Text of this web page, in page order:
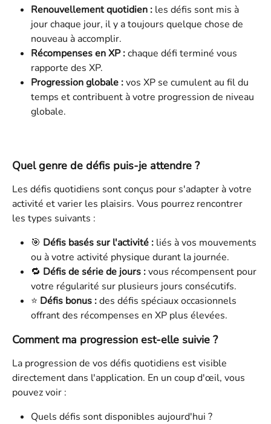
Renouvellement quotidien : les défis sont mis à
jour chaque jour, il y a toujours quelque chose de
nouveau à accomplir.
Récompenses en XP : chaque défi terminé vous
rapporte des XP.
Progression globale : vos XP se cumulent au fil du
temps et contribuent à votre progression de niveau
globale.
Quel genre de défis puis-je attendre ?
Les défis quotidiens sont conçus pour s'adapter à votre
activité et varier les plaisirs. Vous pourrez rencontrer
les types suivants :
🎯 Défis basés sur l'activité : liés à vos mouvements
ou à votre activité physique durant la journée.
🔁 Défis de série de jours : vous récompensent pour
votre régularité sur plusieurs jours consécutifs.
⭐ Défis bonus : des défis spéciaux occasionnels
offrant des récompenses en XP plus élevées.
Comment ma progression est-elle suivie ?
La progression de vos défis quotidiens est visible
directement dans l'application. En un coup d'œil, vous
pouvez voir :
Quels défis sont disponibles aujourd'hui ?